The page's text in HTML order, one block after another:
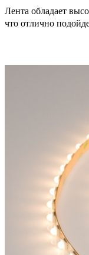
Лента обладает
что отлично